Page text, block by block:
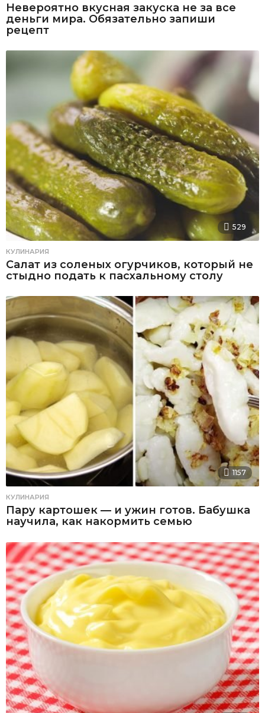
Невероятно вкусная закуска не за все
деньги мира. Обязательно запиши
рецепт
529
КУЛИНАРИЯ
Салат из соленых огурчиков, который не
стыдно подать к пасхальному столу
1157
КУЛИНАРИЯ
Пару картошек — и ужин готов. Бабушка
научила, как накормить семью